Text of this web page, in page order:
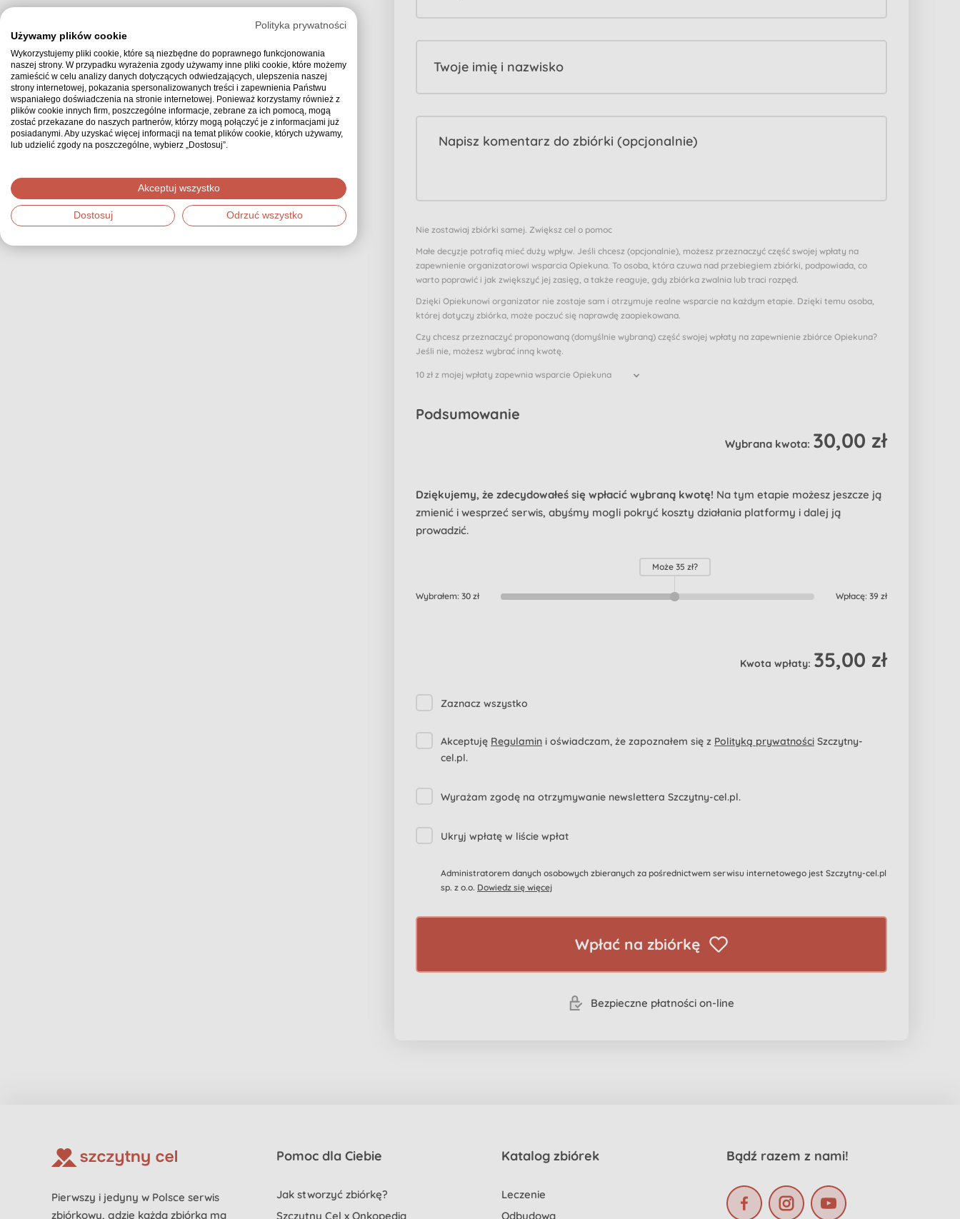
Twoje imię i nazwisko
Nie zostawiaj zbiórki samej. Zwiększ cel o pomoc
Małe decyzje potrafią mieć duży wpływ. Jeśli chcesz (opcjonalnie), możesz przeznaczyć część swojej wpłaty na
zapewnienie organizatorowi wsparcia Opiekuna. To osoba, która czuwa nad przebiegiem zbiórki, podpowiada, co
warto poprawić i jak zwiększyć jej zasięg, a także reaguje, gdy zbiórka zwalnia lub traci rozpęd.
Dzięki Opiekunowi organizator nie zostaje sam i otrzymuje realne wsparcie na każdym etapie. Dzięki temu osoba,
której dotyczy zbiórka, może poczuć się naprawdę zaopiekowana.
Czy chcesz przeznaczyć proponowaną (domyślnie wybraną) część swojej wpłaty na zapewnienie zbiórce Opiekuna?
Jeśli nie, możesz wybrać inną kwotę.
10 zł z mojej wpłaty zapewnia wsparcie Opiekuna
Podsumowanie
Wybrana kwota: 30,00 zł
Dziękujemy, że zdecydowałeś się wpłacić wybraną kwotę! Na tym etapie możesz jeszcze ją
zmienić i wesprzeć serwis, abyśmy mogli pokryć koszty działania platformy i dalej ją
prowadzić.
Wybrałem: 30 zł
Może 35 zł?
Wpłacę: 39 zł
Kwota wpłaty: 35,00 zł
Zaznacz wszystko
Akceptuję Regulamin i oświadczam, że zapoznałem się z Polityką prywatności Szczytny-
cel.pl.
Wyrażam zgodę na otrzymywanie newslettera Szczytny-cel.pl.
Ukryj wpłatę w liście wpłat
Administratorem danych osobowych zbieranych za pośrednictwem serwisu internetowego jest Szczytny-cel.pl
sp. z o.o. Dowiedz się więcej
Wpłać na zbiórkę
Bezpieczne płatności on-line
Pierwszy i jedyny w Polsce serwis
zbiórkowy, gdzie każda zbiórka ma
Pomoc dla Ciebie
Jak stworzyć zbiórkę?
Szczytny Cel x Onkopedia
Katalog zbiórek
Leczenie
Odbudowa
Bądź razem z nami!
Polityka prywatności
Używamy plików cookie
Wykorzystujemy pliki cookie, które są niezbędne do poprawnego funkcjonowania
naszej strony. W przypadku wyrażenia zgody używamy inne pliki cookie, które możemy
zamieścić w celu analizy danych dotyczących odwiedzających, ulepszenia naszej
strony internetowej, pokazania spersonalizowanych treści i zapewnienia Państwu
wspaniałego doświadczenia na stronie internetowej. Ponieważ korzystamy również z
plików cookie innych firm, poszczególne informacje, zebrane za ich pomocą, mogą
zostać przekazane do naszych partnerów, którzy mogą połączyć je z informacjami już
posiadanymi. Aby uzyskać więcej informacji na temat plików cookie, których używamy,
lub udzielić zgody na poszczególne, wybierz „Dostosuj”.
Akceptuj wszystko
Dostosuj Odrzuć wszystko